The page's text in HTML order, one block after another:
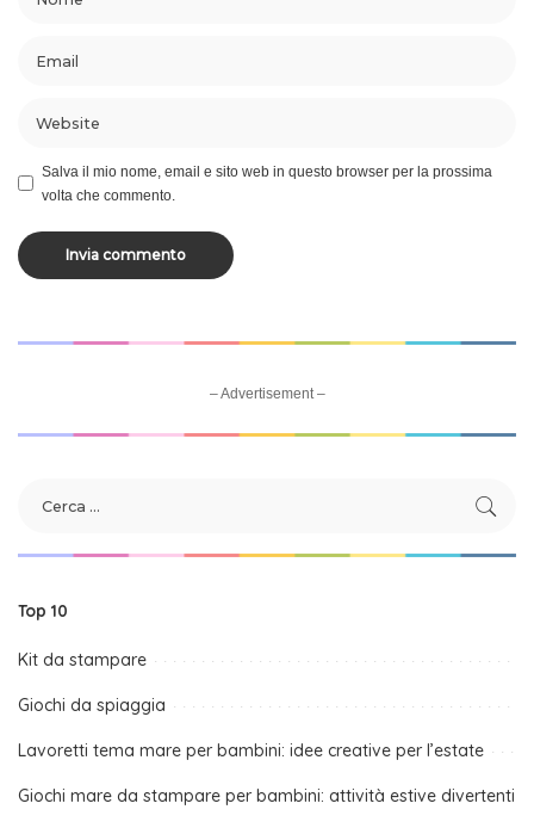
Salva il mio nome, email e sito web in questo browser per la prossima
volta che commento.
– Advertisement –
Top 10
Kit da stampare
Giochi da spiaggia
Lavoretti tema mare per bambini: idee creative per l’estate
Giochi mare da stampare per bambini: attività estive divertenti